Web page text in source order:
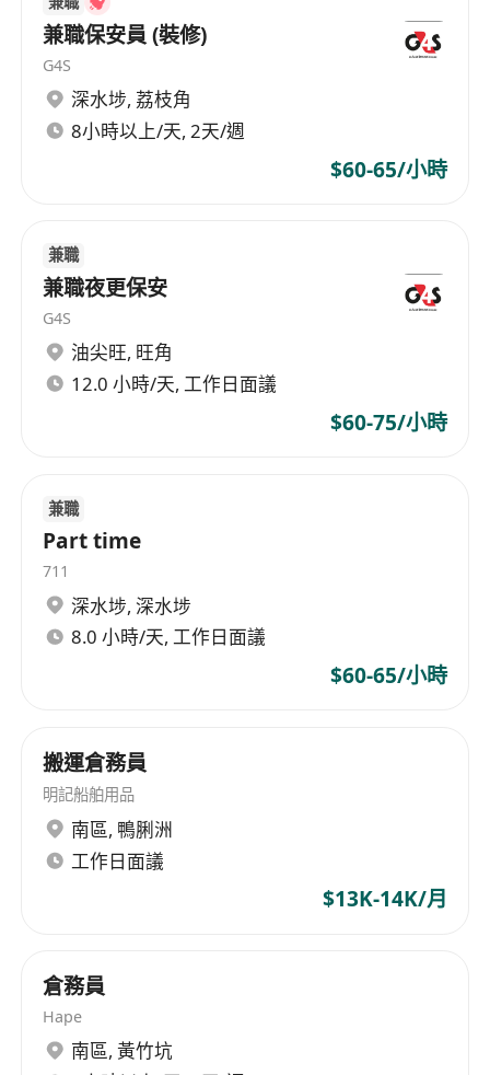
兼職保安員 (裝修)
G4S
深水埗, 荔枝角
8小時以上/天, 2天/週
$60-65/小時
兼職
兼職夜更保安
G4S
油尖旺, 旺角
12.0 小時/天, 工作日面議
$60-75/小時
兼職
Part time
711
深水埗, 深水埗
8.0 小時/天, 工作日面議
$60-65/小時
搬運倉務員
明記船舶用品
南區, 鴨脷洲
工作日面議
$13K-14K/月
倉務員
Hape
南區, 黃竹坑